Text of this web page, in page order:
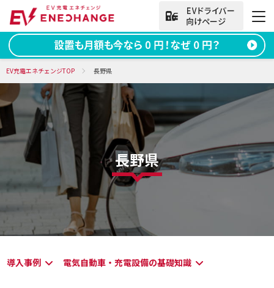
法人向けお問い合わせ
資料ダウンロード 無料お問い合わせ
電話をかける
(9:00~18:00) 050-2030-5702
法人向け
サービス
導入事例
EV充電エネチェンジTOP 長野県
長野県
導入事例 電気自動車・充電設備の基礎知識